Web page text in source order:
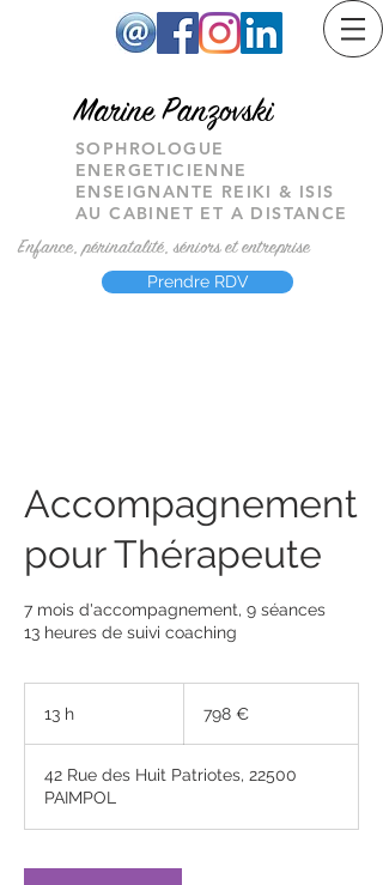
Marine Panzovski
SOPHROLOGUE
ENERGETICIENNE
ENSEIGNANTE REIKI & ISIS
AU CABINET ET A DISTANCE
Enfance, périnatalité, séniors et entreprise
Prendre RDV
Accompagnement
pour Thérapeute
7 mois d'accompagnement, 9 séances
13 heures de suivi coaching
13 h 798 €
42 Rue des Huit Patriotes, 22500
PAIMPOL